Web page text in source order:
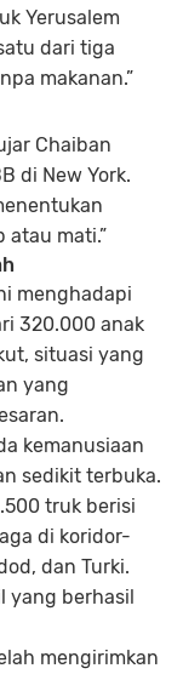
Yerusalem
dari tiga
makanan.”
Chaiban
di New York.
atau mati.”
menghadapi
320.000 anak
, situasi yang
yang
kemanusiaan
sedikit terbuka.
truk berisi
di koridor-
, dan Turki.
yang berhasil
mengirimkan